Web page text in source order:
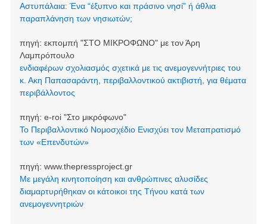
Αστυπάλαια: Ένα “έξυπνο και πράσινο νησί” ή άθλια
παραπλάνηση των νησιωτών;
πηγή: εκπομπή "ΣΤΟ ΜΙΚΡΟΦΩΝΟ" με τον Άρη
Λαμπρόπουλο
ενδιαφέρων σχολιασμός σχετικά με τις ανεμογεννήτριες του
κ. Ακη Παπασαράντη, περιβαλλοντικού ακτιβιστή, για θέματα
περιβάλλοντος
πηγή: e-roi "Στο μικρόφωνο"
Το Περιβαλλοντικό Νομοσχέδιο Ενισχύει τον Μεταπρατισμό
των «Επενδυτών»
πηγή: www.thepressproject.gr
Με μεγάλη κινητοποίηση και ανθρώπινες αλυσίδες
διαμαρτυρήθηκαν οι κάτοικοι της Τήνου κατά των
ανεμογεννητριών